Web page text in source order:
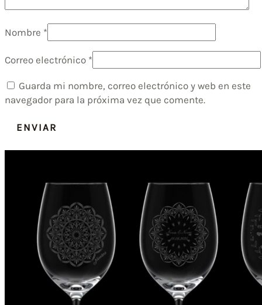
Nombre *
Correo electrónico *
Guarda mi nombre, correo electrónico y web en este
navegador para la próxima vez que comente.